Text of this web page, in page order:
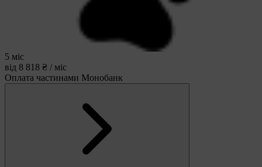
5 міс
від 8 818 ₴ / міс
Оплата частинами Монобанк